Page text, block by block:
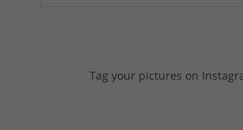
Tag your pictures on